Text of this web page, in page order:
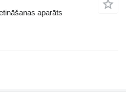
aparāts